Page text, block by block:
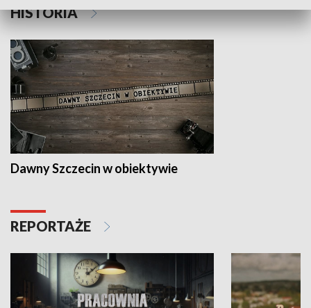
HISTORIA
Dawny Szczecin w obiektywie
REPORTAŻE